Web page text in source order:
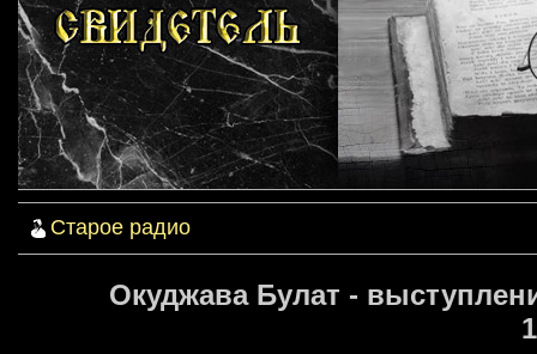
Старое радио
Окуджава Булат -